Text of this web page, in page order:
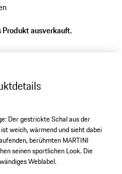
ausverkauft.
Der gestrickte Schal aus der
weich, wärmend und sieht dabei
berühmten MARTINI
seinen sportlichen Look. Die
Weblabel.